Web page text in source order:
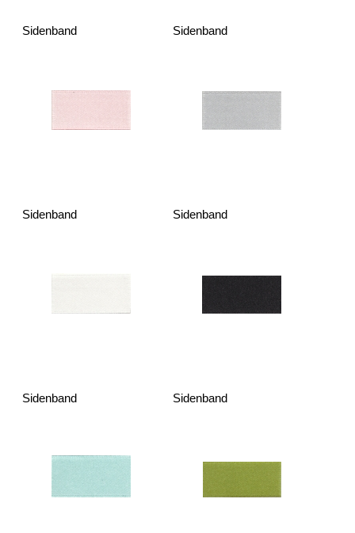
Sidenband Sidenband
Sidenband Sidenband
Sidenband Sidenband